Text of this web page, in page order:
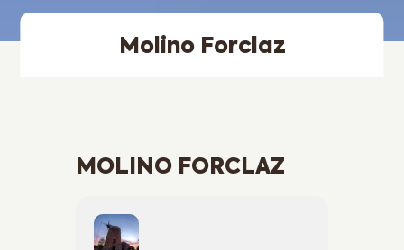
Molino Forclaz
MOLINO FORCLAZ